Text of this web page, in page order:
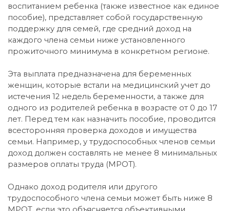
воспитанием ребенка (также известное как единое
пособие), представляет собой государственную
поддержку для семей, где средний доход на
каждого члена семьи ниже установленного
прожиточного минимума в конкретном регионе.
Эта выплата предназначена для беременных
женщин, которые встали на медицинский учет до
истечения 12 недель беременности, а также для
одного из родителей ребенка в возрасте от 0 до 17
лет. Перед тем как назначить пособие, проводится
всесторонняя проверка доходов и имущества
семьи. Например, у трудоспособных членов семьи
доход должен составлять не менее 8 минимальных
размеров оплаты труда (МРОТ).
Однако доход родителя или другого
трудоспособного члена семьи может быть ниже 8